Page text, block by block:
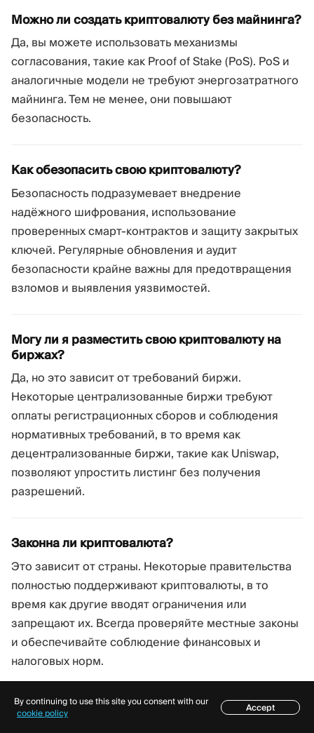
Можно ли создать криптовалюту без майнинга?
Да, вы можете использовать механизмы
согласования, такие как Proof of Stake (PoS). PoS и
аналогичные модели не требуют энергозатратного
майнинга. Тем не менее, они повышают
безопасность.
Как обезопасить свою криптовалюту?
Безопасность подразумевает внедрение
надёжного шифрования, использование
проверенных смарт-контрактов и защиту закрытых
ключей. Регулярные обновления и аудит
безопасности крайне важны для предотвращения
взломов и выявления уязвимостей.
Могу ли я разместить свою криптовалюту на
биржах?
Да, но это зависит от требований биржи.
Некоторые централизованные биржи требуют
оплаты регистрационных сборов и соблюдения
нормативных требований, в то время как
децентрализованные биржи, такие как Uniswap,
позволяют упростить листинг без получения
разрешений.
Законна ли криптовалюта?
Это зависит от страны. Некоторые правительства
полностью поддерживают криптовалюты, в то
время как другие вводят ограничения или
запрещают их. Всегда проверяйте местные законы
и обеспечивайте соблюдение финансовых и
налоговых норм.
Как привлечь пользователей и инвесторов в
Содержание
By continuing to use this site you consent with our
cookie policy
Accept